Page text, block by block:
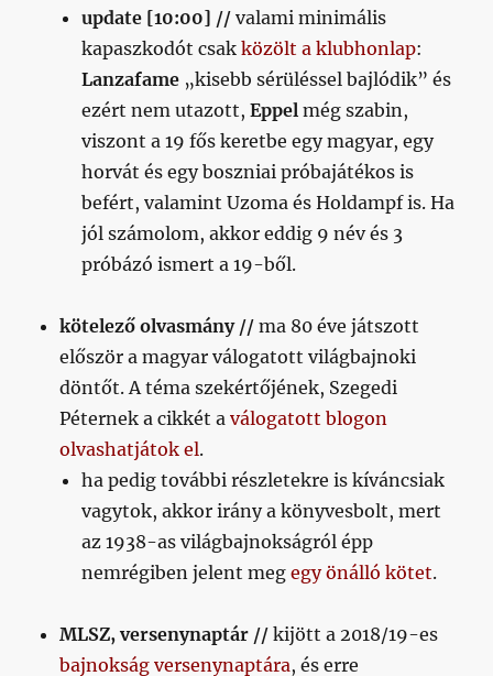
update [10:00] //valami minimális
kapaszkodót csakközölt a klubhonlap:
Lanzafame „kisebb sérüléssel bajlódik” és
ezért nem utazott,Eppel még szabin,
viszont a 19 fős keretbe egy magyar, egy
horvát és egy boszniai próbajátékos is
befért, valamint Uzoma és Holdampf is. Ha
jól számolom, akkor eddig 9 név és 3
próbázó ismert a 19-ből.
kötelező olvasmány //ma 80 éve játszott
először a magyar válogatott világbajnoki
döntőt. A téma szekértőjének, Szegedi
Péternek a cikkét aválogatott blogon
olvashatjátok el.
ha pedig további részletekre is kíváncsiak
vagytok, akkor irány a könyvesbolt, mert
az 1938-as világbajnokságról épp
nemrégiben jelent megegy önálló kötet.
MLSZ, versenynaptár //kijött a 2018/19-es
bajnokság versenynaptára, és erre